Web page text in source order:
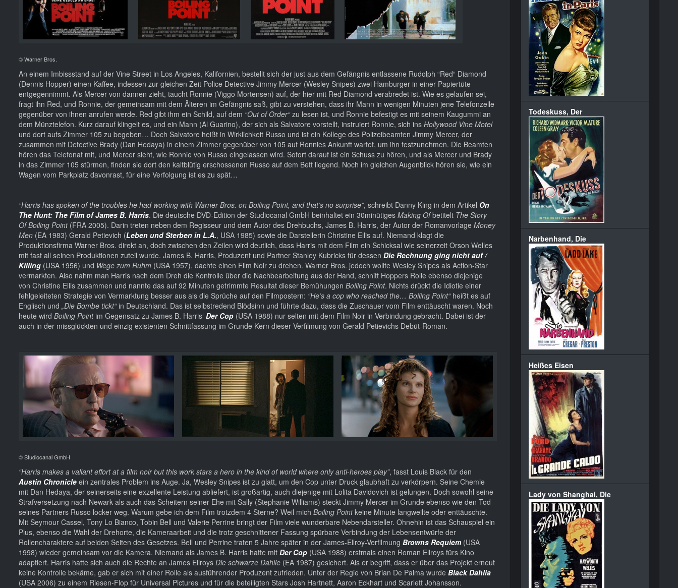
© Warner Bros.
An einem Imbissstand auf der Vine Street in Los Angeles, Kalifornien, bestellt sich der just aus dem Gefängnis entlassene Rudolph “Red“ Diamond
(Dennis Hopper) einen Kaffee, indessen zur gleichen Zeit Police Detective Jimmy Mercer (Wesley Snipes) zwei Hamburger in einer Papiertüte
entgegennimmt. Als Mercer von dannen zieht, taucht Ronnie (Viggo Mortensen) auf, der hier mit Red Diamond verabredet ist. Wie es gelaufen sei,
fragt ihn Red, und Ronnie, der gemeinsam mit dem Älteren im Gefängnis saß, gibt zu verstehen, dass ihr Mann in wenigen Minuten jene Telefonzelle
gegenüber von ihnen anrufen werde. Red gibt ihm ein Schild, auf dem “Out of Order“zu lesen ist, und Ronnie befestigt es mit seinem Kaugummi an
dem Münztelefon. Kurz darauf klingelt es, und ein Mann (Al Guarino), der sich als Salvatore vorstellt, instruiert Ronnie, sich ins Hollywood Vine Motel
und dort aufs Zimmer 105 zu begeben… Doch Salvatore heißt in Wirklichkeit Russo und ist ein Kollege des Polizeibeamten Jimmy Mercer, der
zusammen mit Detective Brady (Dan Hedaya) in einem Zimmer gegenüber von 105 auf Ronnies Ankunft wartet, um ihn festzunehmen. Die Beamten
hören das Telefonat mit, und Mercer sieht, wie Ronnie von Russo eingelassen wird. Sofort darauf ist ein Schuss zu hören, und als Mercer und Brady
in das Zimmer 105 stürmen, finden sie dort den kaltblütig erschossenen Russo auf dem Bett liegend. Noch im gleichen Augenblick hören sie, wie ein
Wagen vom Parkplatz davonrast, für eine Verfolgung ist es zu spät…
“Harris has spoken of the troubles he had working with Warner Bros. on Boiling Point, and that’s no surprise”, schreibt Danny King in dem Artikel On
The Hunt: The Film of James B. Harris. Die deutsche DVD-Edition der Studiocanal GmbH beinhaltet ein 30minütiges Making Ofbetitelt The Story
Of Boiling Point(FRA 2005). Darin treten neben dem Regisseur und dem Autor des Drehbuchs, James B. Harris, der Autor der Romanvorlage Money
Men (EA 1983) Gerald Petievich (Leben und Sterben in L.A., USA 1985) sowie die Darstellerin Christine Ellis auf. Niemand klagt die
Produktionsfirma Warner Bros. direkt an, doch zwischen den Zeilen wird deutlich, dass Harris mit dem Film ein Schicksal wie seinerzeit Orson Welles
mit fast all seinen Produktionen zuteil wurde. James B. Harris, Produzent und Partner Stanley Kubricks für dessen Die Rechnung ging nicht auf /
Killing (USA 1956) und Wege zum Ruhm (USA 1957), dachte einen Film Noir zu drehen. Warner Bros. jedoch wollte Wesley Snipes als Action-Star
vermarkten. Also nahm man Harris nach dem Dreh die Kontrolle über die Nachbearbeitung aus der Hand, schnitt Hoppers Rolle ebenso diejenige
von Christine Ellis zusammen und nannte das auf 92 Minuten getrimmte Resultat dieser Bemühungen Boiling Point. Nichts drückt die Idiotie einer
fehlgeleiteten Strategie von Vermarktung besser aus als die Sprüche auf den Filmpostern: “He’s a cop who reached the… Boiling Point“heißt es auf
Englisch und „Die Bombe tickt“in Deutschland. Das ist selbstredend Blödsinn und führte dazu, dass die Zuschauer vom Film enttäuscht waren. Noch
heute wird Boiling Pointim Gegensatz zu James B. Harris‘ Der Cop (USA 1988) nur selten mit dem Film Noir in Verbindung gebracht. Dabei ist der
auch in der missglückten und einzig existenten Schnittfassung im Grunde Kern dieser Verfilmung von Gerald Petievichs Debüt-Roman.
© Studiocanal GmbH
“Harris makes a valiant effort at a film noir but this work stars a hero in the kind of world where only anti-heroes play”, fasst Louis Black für den
Austin Chronicle ein zentrales Problem ins Auge. Ja, Wesley Snipes ist zu glatt, um den Cop unter Druck glaubhaft zu verkörpern. Seine Chemie
mit Dan Hedaya, der seinerseits eine exzellente Leistung abliefert, ist großartig, auch diejenige mit Lolita Davidovich ist gelungen. Doch sowohl seine
Strafversetzung nach Newark als auch das Scheitern seiner Ehe mit Sally (Stephanie Williams) steckt Jimmy Mercer im Grunde ebenso wie den Tod
seines Partners Russo locker weg. Warum gebe ich dem Film trotzdem 4 Sterne? Weil mich Boiling Pointkeine Minute langweilte oder enttäuschte.
Mit Seymour Cassel, Tony Lo Bianco, Tobin Bell und Valerie Perrine bringt der Film viele wunderbare Nebendarsteller. Ohnehin ist das Schauspiel ein
Plus, ebenso die Wahl der Drehorte, die Kameraarbeit und die trotz geschnittener Fassung spürbare Verbindung der Lebensentwürfe der
Rollencharaktere auf beiden Seiten des Gesetzes. Bell und Perrine traten 5 Jahre später in der James-Ellroy-Verfilmung Browns Requiem(USA
1998) wieder gemeinsam vor die Kamera. Niemand als James B. Harris hatte mit Der Cop (USA 1988) erstmals einen Roman Ellroys fürs Kino
adaptiert. Harris hatte sich auch die Rechte an James Ellroys Die schwarze Dahlie (EA 1987) gesichert. Als er begriff, dass er über das Projekt erneut
keine Kontrolle bekäme, gab er sich mit einer Rolle als ausführender Produzent zufrieden. Unter der Regie von Brian De Palma wurde Black Dahlia
(USA 2006) zu einem Riesen-Flop für Universal Pictures und für die beteiligten Stars Josh Hartnett, Aaron Eckhart und Scarlett Johansson.
Todeskuss, Der
Narbenhand, Die
Heißes Eisen
Lady von Shanghai, Die